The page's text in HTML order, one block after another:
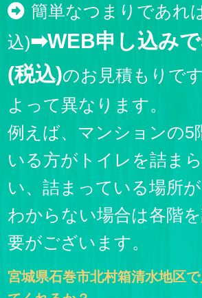
簡単なつまりであれ
込)➡WEB申し込みで
(税込)のお見積もりで
よって異なります。
例えば、マンションの5
いる方がトイレを詰ま
い、詰まっている場所が
わからない場合は各階
要がございます。
宮城県石巻市北村箱清水地区